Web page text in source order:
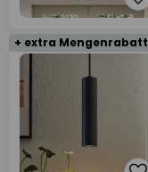
+ extra Mengenrabatt